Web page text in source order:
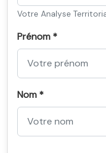
Votre Analyse
Prénom *
Nom *